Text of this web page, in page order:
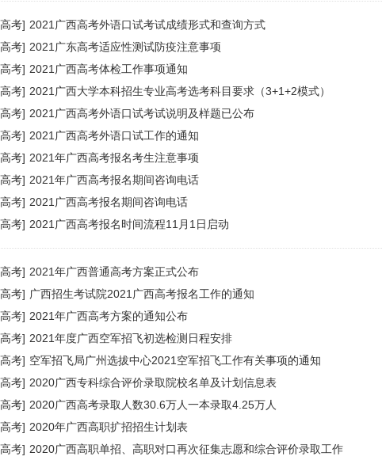
考] 2021广西高考外语口试考试成绩形式和查询方式
考] 2021广东高考适应性测试防疫注意事项
考] 2021广西高考体检工作事项通知
考] 2021广西大学本科招生专业高考选考科目要求（3+1+2模式）
考] 2021广西高考外语口试考试说明及样题已公布
考] 2021广西高考外语口试工作的通知
考] 2021年广西高考报名考生注意事项
考] 2021年广西高考报名期间咨询电话
考] 2021广西高考报名期间咨询电话
考] 2021广西高考报名时间流程11月1日启动
考] 2021年广西普通高考方案正式公布
考] 广西招生考试院2021广西高考报名工作的通知
考] 2021年广西高考方案的通知公布
考] 2021年度广西空军招飞初选检测日程安排
考] 空军招飞局广州选拔中心2021空军招飞工作有关事项的通知
考] 2020广西专科综合评价录取院校名单及计划信息表
考] 2020广西高考录取人数30.6万人一本录取4.25万人
考] 2020年广西高职扩招招生计划表
考] 2020广西高职单招、高职对口再次征集志愿和综合评价录取工作